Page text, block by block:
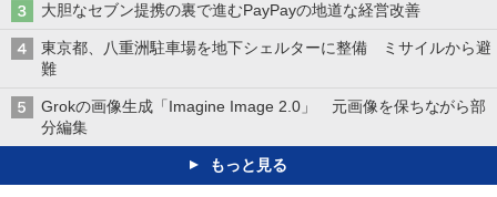
大胆なセブン提携の裏で進むPayPayの地道な経営改善
東京都、八重洲駐車場を地下シェルターに整備 ミサイルから避
難
Grokの画像生成「Imagine Image 2.0」 元画像を保ちながら部
分編集
もっと見る